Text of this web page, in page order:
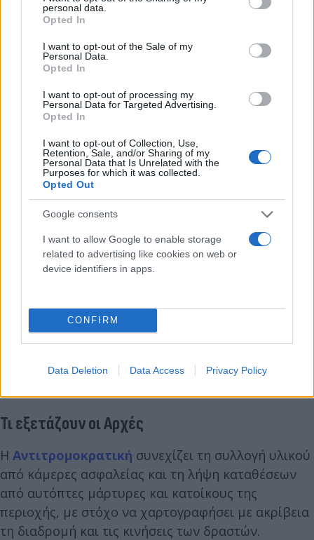
grant or deny consent to Google and its third-party tags to
use your data for below specified purposes in below Google
consent section.
personal data.
Opted In
I want to opt-out of the Sale of my
Personal Data.
Opted In
I want to opt-out of processing my
Personal Data for Targeted Advertising.
Opted In
I want to opt-out of Collection, Use,
Retention, Sale, and/or Sharing of my
Personal Data that Is Unrelated with the
Purposes for which it was collected.
Opted Out
Google consents
I want to allow Google to enable storage
related to advertising like cookies on web or
device identifiers in apps.
CONFIRM
Data Deletion Data Access Privacy Policy
Τι εξετάζουν οι Αρχές
Η Αντιτρομοκρατική συνεχίζει τη συλλογή υλικού
από κάμερες ασφαλείας και τη λήψη καταθέσεων
από αυτόπτες μάρτυρες και κατοίκους της
περιοχής, με στόχο να χαρτογραφήσει με ακρίβεια
τη διαδρομή και τις κινήσεις των δραστών.